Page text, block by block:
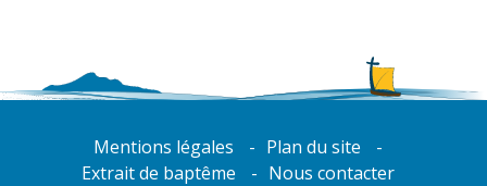
Mentions légales
Plan du site
Extrait de baptême
Nous contacter